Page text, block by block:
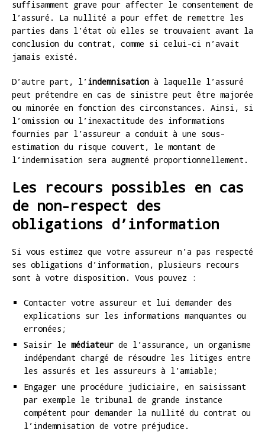
suffisamment grave pour affecter le consentement de
l’assuré. La nullité a pour effet de remettre les
parties dans l’état où elles se trouvaient avant la
conclusion du contrat, comme si celui-ci n’avait
jamais existé.
D’autre part, l’indemnisation à laquelle l’assuré
peut prétendre en cas de sinistre peut être majorée
ou minorée en fonction des circonstances. Ainsi, si
l’omission ou l’inexactitude des informations
fournies par l’assureur a conduit à une sous-
estimation du risque couvert, le montant de
l’indemnisation sera augmenté proportionnellement.
Les recours possibles en cas
de non-respect des
obligations d’information
Si vous estimez que votre assureur n’a pas respecté
ses obligations d’information, plusieurs recours
sont à votre disposition. Vous pouvez :
Contacter votre assureur et lui demander des
explications sur les informations manquantes ou
erronées;
Saisir le médiateur de l’assurance, un organisme
indépendant chargé de résoudre les litiges entre
les assurés et les assureurs à l’amiable;
Engager une procédure judiciaire, en saisissant
par exemple le tribunal de grande instance
compétent pour demander la nullité du contrat ou
l’indemnisation de votre préjudice.